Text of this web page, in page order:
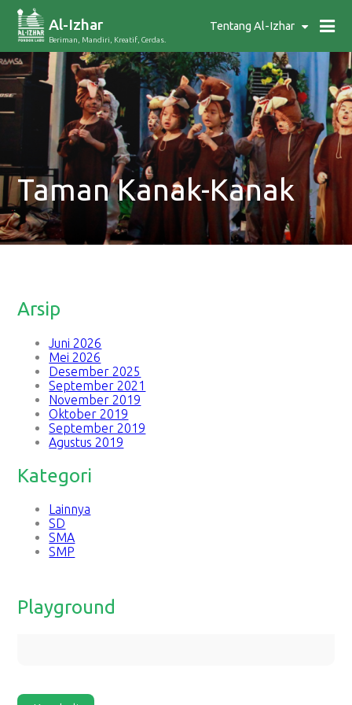
Al-Izhar
Beriman, Mandiri, Kreatif, Cerdas.
Tentang Al-Izhar
Taman Kanak-Kanak
Arsip
Juni 2026
Mei 2026
Desember 2025
September 2021
November 2019
Oktober 2019
September 2019
Agustus 2019
Kategori
Lainnya
SD
SMA
SMP
Playground